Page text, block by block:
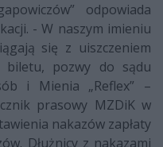
odpowiada
- W naszym imieniu
się z uiszczeniem
pozwy do sądu
i Mienia „Reflex” –
prasowy MZDiK w
nakazów zapłaty
Dłużnicy z nakazami